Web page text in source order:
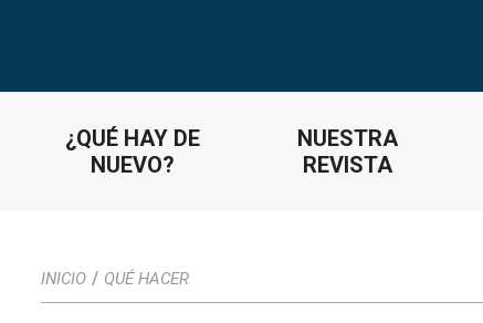
¿QUÉ HAY DE
NUEVO?
NUESTRA
REVISTA
INICIO / QUÉ HACER